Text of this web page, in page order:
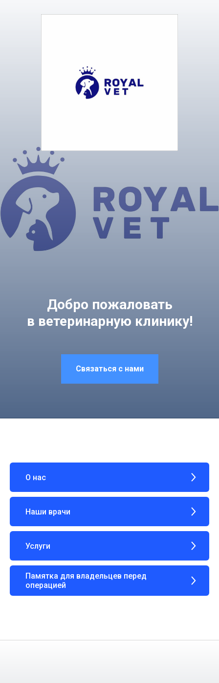
Добро пожаловать
в ветеринарную клинику!
Связаться с нами
О нас
Наши врачи
Услуги
Памятка для владельцев перед
операцией